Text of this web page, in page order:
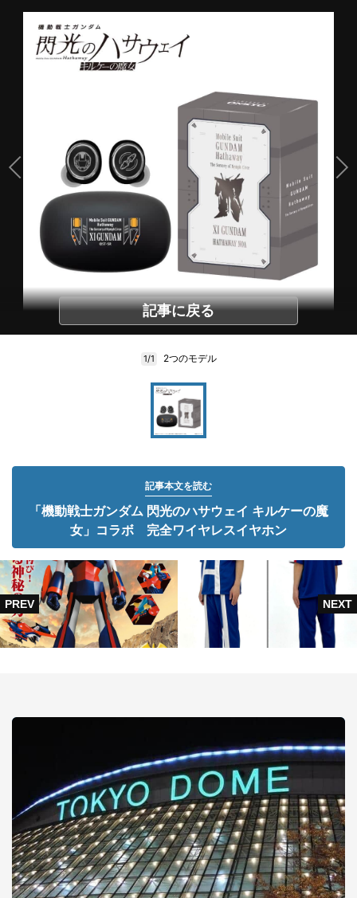
記事に戻る
1/1 2つのモデル
記事本文を読む
「機動戦士ガンダム 閃光のハサウェイ キルケーの魔
女」コラボ 完全ワイヤレスイヤホン